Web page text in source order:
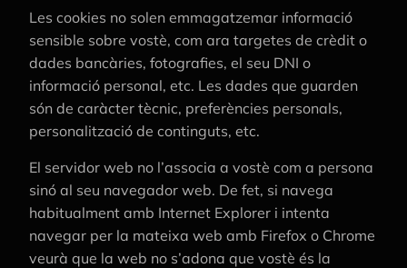
Les cookies no solen emmagatzemar informació
sensible sobre vostè, com ara targetes de crèdit o
dades bancàries, fotografies, el seu DNI o
informació personal, etc. Les dades que guarden
són de caràcter tècnic, preferències personals,
personalització de continguts, etc.
El servidor web no l’associa a vostè com a persona
sinó al seu navegador web. De fet, si navega
habitualment amb Internet Explorer i intenta
navegar per la mateixa web amb Firefox o Chrome
veurà que la web no s’adona que vostè és la